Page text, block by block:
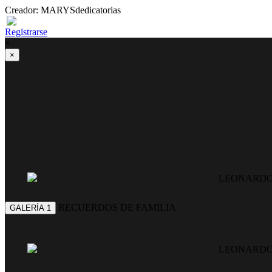
Creador: MARYSdedicatorias
Registrarse
×
×
GALERÍA 1 RECUERDOS DE FAMILIA